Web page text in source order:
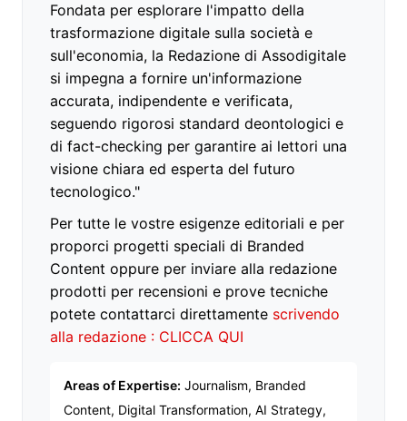
Fondata per esplorare l'impatto della
trasformazione digitale sulla società e
sull'economia, la Redazione di Assodigitale
si impegna a fornire un'informazione
accurata, indipendente e verificata,
seguendo rigorosi standard deontologici e
di fact-checking per garantire ai lettori una
visione chiara ed esperta del futuro
tecnologico."
Per tutte le vostre esigenze editoriali e per
proporci progetti speciali di Branded
Content oppure per inviare alla redazione
prodotti per recensioni e prove tecniche
potete contattarci direttamente scrivendo
alla redazione : CLICCA QUI
Areas of Expertise: Journalism, Branded
Content, Digital Transformation, AI Strategy,